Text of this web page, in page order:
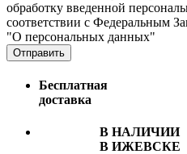
обработку введенной
соответствии с Федеральным
"О персональных данных"
Отправить
Бесплатная
доставка
В НАЛИЧИИ
В ИЖЕВСКЕ